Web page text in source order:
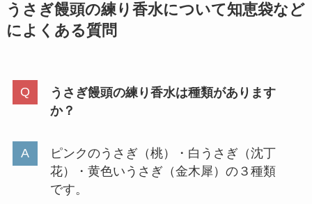
うさぎ饅頭の練り香水について知恵袋など
によくある質問
うさぎ饅頭の練り香水は種類があります
か？
ピンクのうさぎ（桃）・白うさぎ（沈丁
花）・黄色いうさぎ（金木犀）の３種類
です。